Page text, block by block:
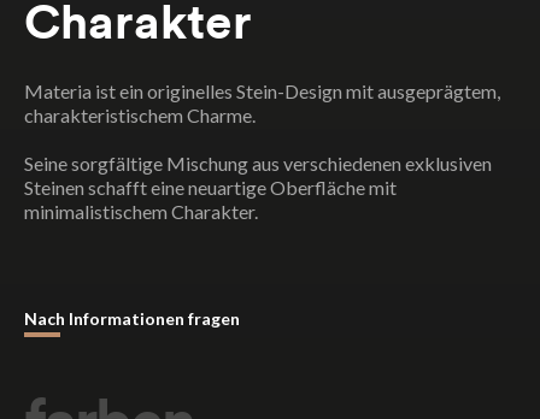
Charakter
Materia ist ein originelles Stein-Design mit ausgeprägtem,
charakteristischem Charme.
Seine sorgfältige Mischung aus verschiedenen exklusiven
Steinen schafft eine neuartige Oberfläche mit
minimalistischem Charakter.
Nach Informationen fragen